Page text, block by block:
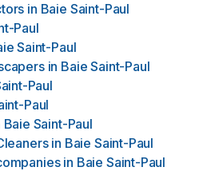
in Baie Saint-Paul
Paul
Saint-Paul
in Baie Saint-Paul
Paul
Paul
Baie Saint-Paul
in Baie Saint-Paul
in Baie Saint-Paul